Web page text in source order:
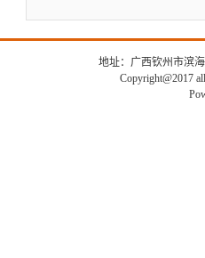
地址：广西钦州市滨
Copyright@2017